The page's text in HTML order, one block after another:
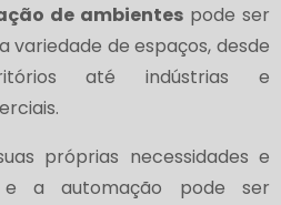
de ambientes pode ser
variedade de espaços, desde
até indústrias e
próprias necessidades e
e a automação pode ser